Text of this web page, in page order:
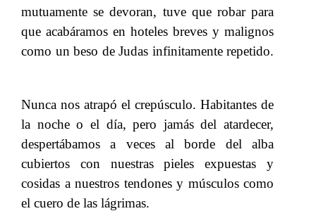
mutuamente se devoran, tuve que robar para
que acabáramos en hoteles breves y malignos
como un beso de Judas infinitamente repetido.
Nunca nos atrapó el crepúsculo. Habitantes de
la noche o el día, pero jamás del atardecer,
despertábamos a veces al borde del alba
cubiertos con nuestras pieles expuestas y
cosidas a nuestros tendones y músculos como
el cuero de las lágrimas.